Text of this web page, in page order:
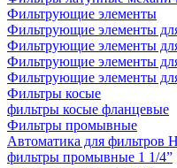
Фильтрующие элементы
Фильтрующие элементы
Фильтрующие элементы
Фильтрующие элементы
Фильтрующие элементы
Фильтры косые
фильтры косые фланцевые
Фильтры промывные
Автоматика для фильтров
фильтры промывные 1 1/4”